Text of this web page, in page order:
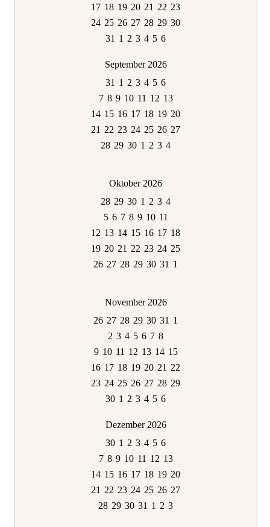
17 18 19 20 21 22 23
24 25 26 27 28 29 30
31 1 2 3 4 5 6
September 2026
31 1 2 3 4 5 6
7 8 9 10 11 12 13
14 15 16 17 18 19 20
21 22 23 24 25 26 27
28 29 30 1 2 3 4
Oktober 2026
28 29 30 1 2 3 4
5 6 7 8 9 10 11
12 13 14 15 16 17 18
19 20 21 22 23 24 25
26 27 28 29 30 31 1
November 2026
26 27 28 29 30 31 1
2 3 4 5 6 7 8
9 10 11 12 13 14 15
16 17 18 19 20 21 22
23 24 25 26 27 28 29
30 1 2 3 4 5 6
Dezember 2026
30 1 2 3 4 5 6
7 8 9 10 11 12 13
14 15 16 17 18 19 20
21 22 23 24 25 26 27
28 29 30 31 1 2 3